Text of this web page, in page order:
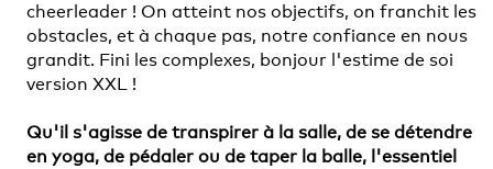
cheerleader ! On atteint nos objectifs, on franchit les
obstacles, et à chaque pas, notre confiance en nous
grandit. Fini les complexes, bonjour l'estime de soi
version XXL !
Qu'il s'agisse de transpirer à la salle, de se détendre
en yoga, de pédaler ou de taper la balle, l'essentiel